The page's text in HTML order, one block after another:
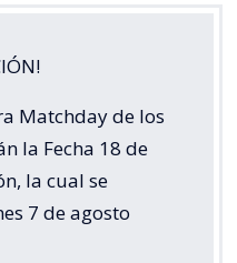
Matchday de los
la Fecha 18 de
la cual se
7 de agosto